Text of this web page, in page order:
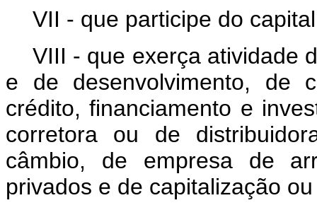
VII - que participe do
VIII - que exerça atividade
e de desenvolvimento, de
crédito, financiamento e
corretora ou de
câmbio, de empresa de
privados e de capitalização